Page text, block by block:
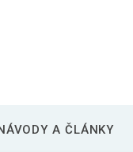
A ČLÁNKY